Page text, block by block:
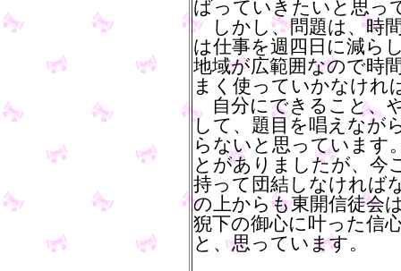
ばっていきたいと思っ
しかし、問題は、時
は仕事を週四日に減ら
地域が広範囲なので時
まく使っていかなけれ
自分にできること、
して、題目を唱えなが
らないと思っています
とがありましたが、今
持って団結しなければ
の上からも東開信徒会
猊下の御心に叶った信
と、思っています。